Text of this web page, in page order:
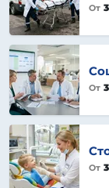
От
От
От